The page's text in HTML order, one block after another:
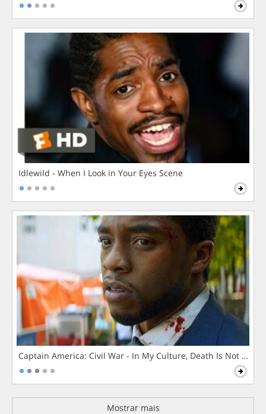
Idlewild - When I Look in Your Eyes Scene
Captain America: Civil War - In My Culture, Death Is Not The
Mostrar mais